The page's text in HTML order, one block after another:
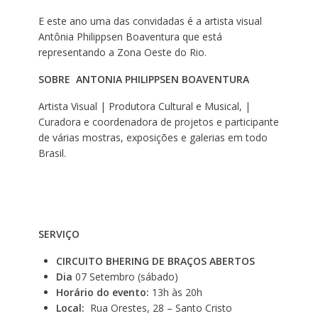
E este ano uma das convidadas é a artista visual
Antônia Philippsen Boaventura que está
representando a Zona Oeste do Rio.
SOBRE ANTONIA PHILIPPSEN BOAVENTURA
Artista Visual | Produtora Cultural e Musical, |
Curadora e coordenadora de projetos e participante
de várias mostras, exposições e galerias em todo
Brasil.
SERVIÇO
CIRCUITO BHERING DE BRAÇOS ABERTOS
Dia 07 Setembro (sábado)
Horário do evento: 13h às 20h
Local: Rua Orestes, 28 – Santo Cristo